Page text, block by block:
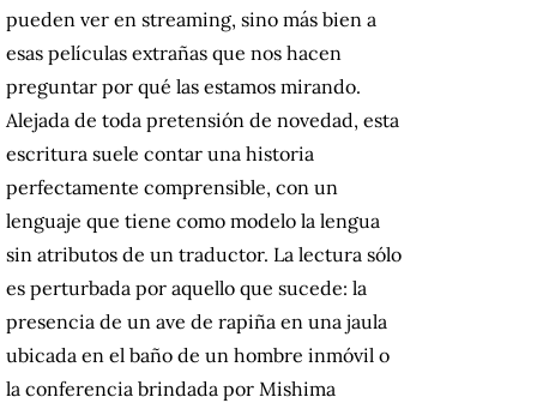
pueden ver en streaming, sino más bien a
esas películas extrañas que nos hacen
preguntar por qué las estamos mirando.
Alejada de toda pretensión de novedad, esta
escritura suele contar una historia
perfectamente comprensible, con un
lenguaje que tiene como modelo la lengua
sin atributos de un traductor. La lectura sólo
es perturbada por aquello que sucede: la
presencia de un ave de rapiña en una jaula
ubicada en el baño de un hombre inmóvil o
la conferencia brindada por Mishima